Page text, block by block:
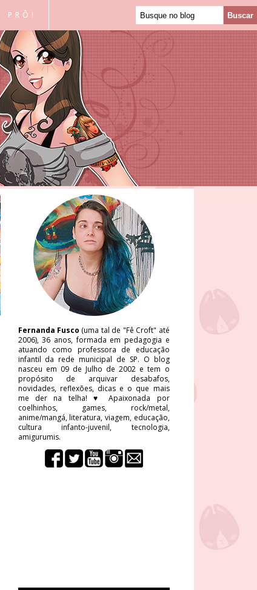
PRÔ!
Fernanda Fusco (uma tal de "Fê Croft" até
2006), 36 anos, formada em pedagogia e
atuando como professora de educação
infantil da rede municipal de SP. O blog
nasceu em 09 de Julho de 2002 e tem o
propósito de arquivar desabafos,
novidades, reflexões, dicas e o que mais
me der na telha! ♥ Apaixonada por
coelhinhos, games, rock/metal,
anime/mangá, literatura, viagem, educação,
cultura infanto-juvenil, tecnologia,
amigurumis.